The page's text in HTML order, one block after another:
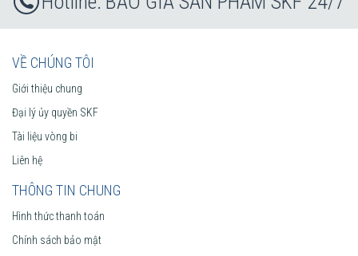
VỀ CHÚNG TÔI
Giới thiệu chung
Đại lý ủy quyền SKF
Tài liệu vòng bi
Liên hệ
THÔNG TIN CHUNG
Hình thức thanh toán
Chính sách bảo mật